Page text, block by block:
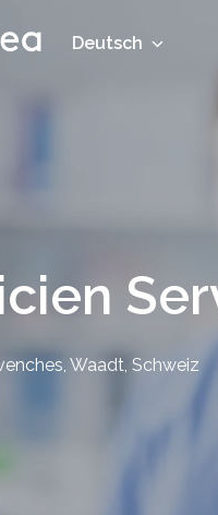
Deutsch
Waadt Schweiz